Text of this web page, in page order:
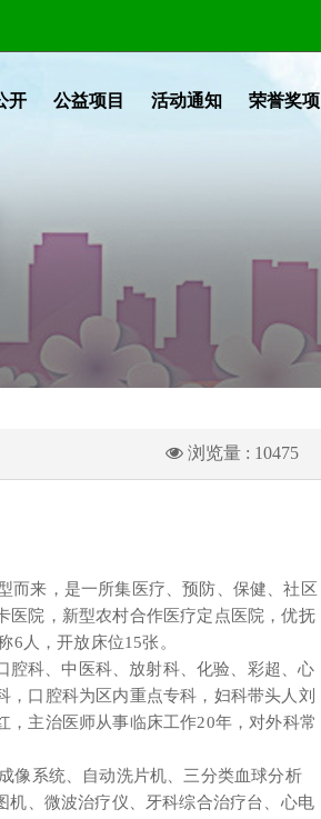
开 公益项目 活动通知 荣誉奖项
浏览量 : 10475
而来，是一所集医疗、预防、保健、社区
医院，新型农村合作医疗定点医院，优抚
6人，开放床位15张。
腔科、中医科、放射科、化验、彩超、心
口腔科为区内重点专科，妇科带头人刘
主治医师从事临床工作20年，对外科常
像系统、自动洗片机、三分类血球分析
、微波治疗仪、牙科综合治疗台、心电